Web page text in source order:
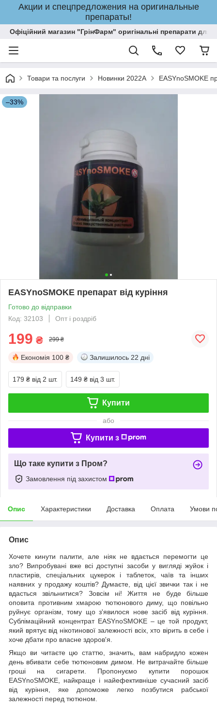
Акции и спецпредложения на оригинальные
препараты!
Офіційний магазин "ГрінФарм" оригінальні препарати для
Товари та послуги Новинки 2022A EASYnoSMOKE
–33%
EASYnoSMOKE препарат від куріння
Готово до відправки
Код: 32103
Опт і роздріб
199 ₴ 299 ₴
Економія 100 ₴ Залишилось 22 дні
179 ₴ від 2 шт. 149 ₴ від 3 шт.
Купити
або
Купити з
Що таке купити з Пром?
Замовлення під захистом
Опис Характеристики Доставка Оплата Умови
Опис
Хочете кинути палити, але ніяк не вдається перемогти це
зло? Випробувані вже всі доступні засоби у вигляді жуйок і
пластирів, спеціальних цукерок і таблеток, чаїв та інших
наявних у продажу коштів? Думаєте, від цієї звички так і не
вдасться звільнитися? Зовсім ні! Життя не буде більше
оповита противним хмарою тютюнового диму, що повільно
руйнує організм, тому що з'явилося нове засіб від куріння.
Сублімаційний концентрат EASYnoSMOKE – це той продукт,
який врятує від нікотинової залежності всіх, хто вірить в себе і
хоче дбати про власне здоров'я.
Якщо ви читаєте цю статтю, значить, вам набридло кожен
день вбивати себе тютюновим димом. Не витрачайте більше
гроші на сигарети. Пропонуємо купити порошок
EASYnoSMOKE, найкраще і найефективніше сучасний засіб
від куріння, яке допоможе легко позбутися рабської
залежності перед тютюном.